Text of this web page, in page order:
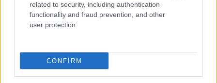
related to security, including authentication
functionality and fraud prevention, and other
user protection.
CONFIRM
22:00: film
13:50: A harc törvénye (2. évad)
16:00: film
18:00: Híradó